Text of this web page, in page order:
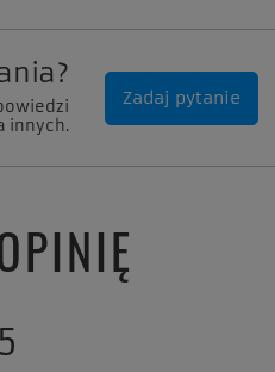
innych.
Zadaj pytanie